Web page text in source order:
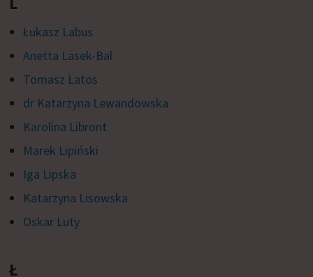
Łukasz Labus
Anetta Lasek-Bal
Tomasz Latos
dr Katarzyna Lewandowska
Karolina Libront
Marek Lipiński
Iga Lipska
Katarzyna Lisowska
Oskar Luty
Ł